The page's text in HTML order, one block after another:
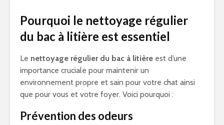
Pourquoi le nettoyage régulier
du bac à litière est essentiel
Le nettoyage régulier du bac à litière est d’une
importance cruciale pour maintenir un
environnement propre et sain pour votre chat ainsi
que pour vous et votre foyer. Voici pourquoi :
Prévention des odeurs